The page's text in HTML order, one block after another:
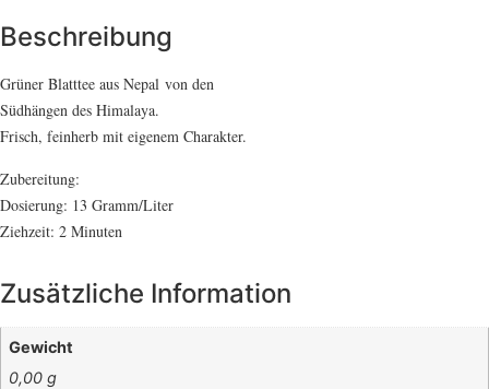
Beschreibung
Grüner Blatttee aus Nepal von den
Südhängen des Himalaya.
Frisch, feinherb mit eigenem Charakter.
Zubereitung:
Dosierung: 13 Gramm/Liter
Ziehzeit: 2 Minuten
Zusätzliche Information
Gewicht
0,00 g